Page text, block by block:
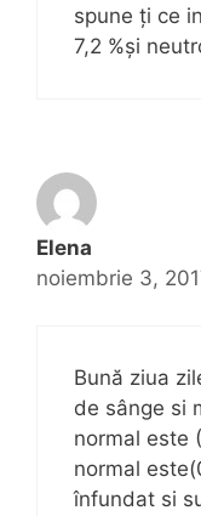
spune ți ce
7,2 %și
Elena
noiembrie 3,
Bună ziua
de sânge si
normal este
normal
înfundat si